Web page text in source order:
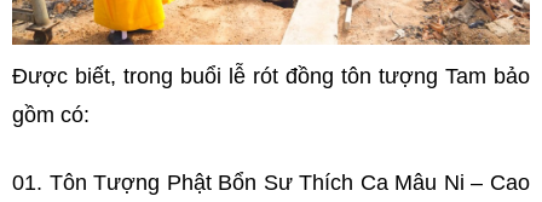
Được biết, trong buổi lễ rót đồng tôn tượng Tam bảo
gồm có:
01. Tôn Tượng Phật Bổn Sư Thích Ca Mâu Ni – Cao